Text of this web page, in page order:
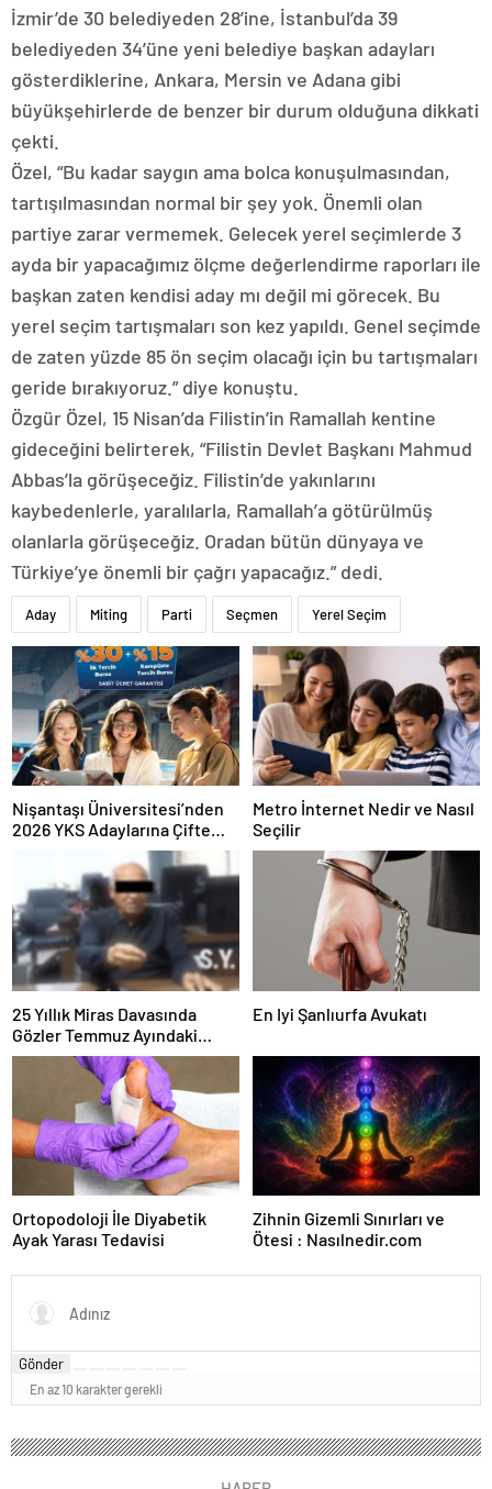
İzmir’de 30 belediyeden 28’ine, İstanbul’da 39
belediyeden 34’üne yeni belediye başkan adayları
gösterdiklerine, Ankara, Mersin ve Adana gibi
büyükşehirlerde de benzer bir durum olduğuna dikkati
çekti.
Özel, “Bu kadar saygın ama bolca konuşulmasından,
tartışılmasından normal bir şey yok. Önemli olan
partiye zarar vermemek. Gelecek yerel seçimlerde 3
ayda bir yapacağımız ölçme değerlendirme raporları ile
başkan zaten kendisi aday mı değil mi görecek. Bu
yerel seçim tartışmaları son kez yapıldı. Genel seçimde
de zaten yüzde 85 ön seçim olacağı için bu tartışmaları
geride bırakıyoruz.” diye konuştu.
Özgür Özel, 15 Nisan’da Filistin’in Ramallah kentine
gideceğini belirterek, “Filistin Devlet Başkanı Mahmud
Abbas’la görüşeceğiz. Filistin’de yakınlarını
kaybedenlerle, yaralılarla, Ramallah’a götürülmüş
olanlarla görüşeceğiz. Oradan bütün dünyaya ve
Türkiye’ye önemli bir çağrı yapacağız.” dedi.
Aday Miting Parti Seçmen Yerel Seçim
Nişantaşı Üniversitesi’nden
2026 YKS Adaylarına Çifte
Güvence: Sabit Ücret ve
Kesintisiz Burs
Metro İnternet Nedir ve Nasıl
Seçilir
25 Yıllık Miras Davasında
Gözler Temmuz Ayındaki
Karar Duruşmasına Çevrildi
En Iyi Şanlıurfa Avukatı
Ortopodoloji İle Diyabetik
Ayak Yarası Tedavisi
Zihnin Gizemli Sınırları ve
Ötesi : Nasılnedir.com
Gönder
En az 10 karakter gerekli